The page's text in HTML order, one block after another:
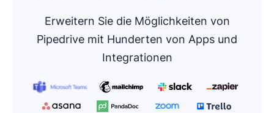
Erweitern Sie die Möglichkeiten von
Pipedrive mit Hunderten von Apps und
Integrationen